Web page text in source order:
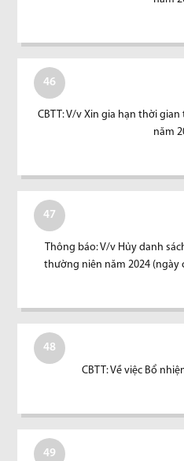
46
CBTT: V/v Xin gia hạn thời
năm
47
Thông báo: V/v Hủy danh
thường niên năm 2024 (ngày
48
CBTT: Về việc Bổ
49